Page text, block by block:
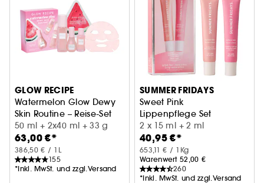
GLOW RECIPE
Watermelon Glow Dewy
Skin Routine – Reise-Set
50 ml + 2x40 ml + 33 g
63,00 €*
386,50 € / 1L
155
*Inkl. MwSt. und zzgl.Versand
SUMMER FRIDAYS
Sweet Pink
Lippenpflege Set
2 x 15 ml + 2 ml
40,95 €*
653,11 € / 1Kg
Warenwert 52,00 €
260
*Inkl. MwSt. und zzgl.Versand